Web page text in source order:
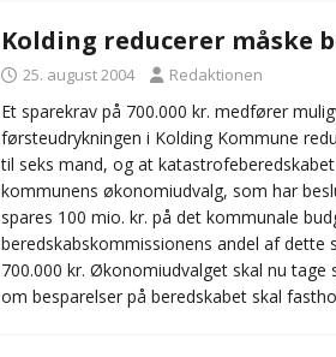
Kolding reducerer måske
25. august 2004 Redaktionen
Et sparekrav på 700.000 kr. medfører
førsteudrykningen i Kolding Kommune
til seks mand, og at
kommunens økonomiudvalg, som har
spares 100 mio. kr. på det kommunale
beredskabskommissionens andel af dette
700.000 kr. Økonomiudvalget skal nu tage
om besparelser på beredskabet skal